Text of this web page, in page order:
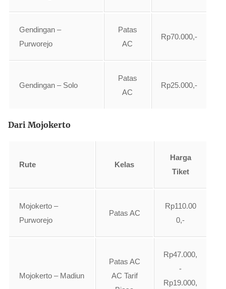
Gendingan –
Purworejo
Patas
AC
Rp70.000,-
Gendingan – Solo
Patas
AC
Rp25.000,-
Dari Mojokerto
Rute Kelas
Harga
Tiket
Mojokerto –
Purworejo
Patas AC
Rp110.00
0,-
Mojokerto – Madiun
Patas AC
AC Tarif
Rp47.000,
-
Rp19.000,